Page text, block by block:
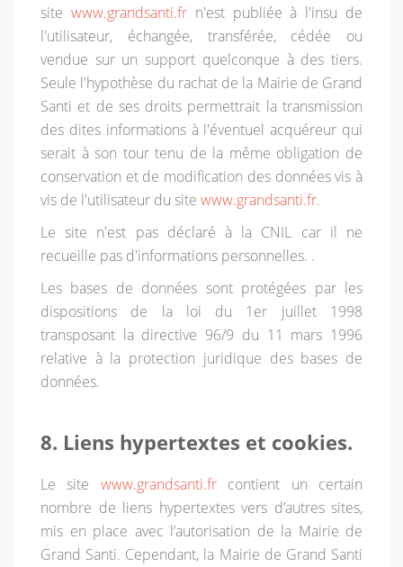
site www.grandsanti.frn'est publiée à l'insu de
l'utilisateur, échangée, transférée, cédée ou
vendue sur un support quelconque à des tiers.
Seule l'hypothèse du rachat de la Mairie de Grand
Santi et de ses droits permettrait la transmission
des dites informations à l'éventuel acquéreur qui
serait à son tour tenu de la même obligation de
conservation et de modification des données vis à
vis de l'utilisateur du site www.grandsanti.fr.
Le site n'est pas déclaré à la CNIL car il ne
recueille pas d'informations personnelles. .
Les bases de données sont protégées par les
dispositions de la loi du 1er juillet 1998
transposant la directive 96/9 du 11 mars 1996
relative à la protection juridique des bases de
données.
8. Liens hypertextes et cookies.
Le site www.grandsanti.frcontient un certain
nombre de liens hypertextes vers d’autres sites,
mis en place avec l’autorisation de la Mairie de
Grand Santi. Cependant, la Mairie de Grand Santi